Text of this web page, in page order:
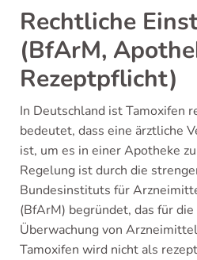
Rechtliche
(BfArM,
Rezeptpflicht)
In Deutschland ist Tamoxifen
bedeutet, dass eine ärztliche
ist, um es in einer Apotheke
Regelung ist durch die
Bundesinstituts für
(BfArM) begründet, das für die
Überwachung von
Tamoxifen wird nicht als